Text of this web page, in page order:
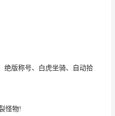
绝版称号、白虎坐骑、自动拾
怪物!